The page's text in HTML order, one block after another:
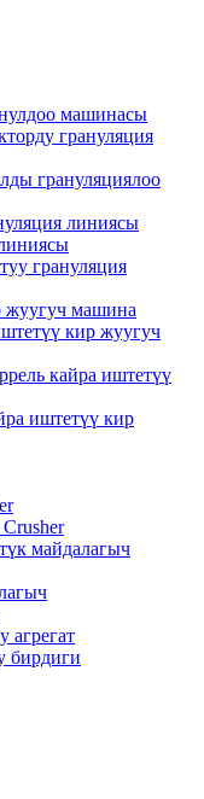
машинасы
грануляция
грануляциялоо
линиясы
грануляция
жуугуч машина
кир жуугуч
кайра иштетүү
иштетүү кир
майдалагыч
агрегат
бирдиги